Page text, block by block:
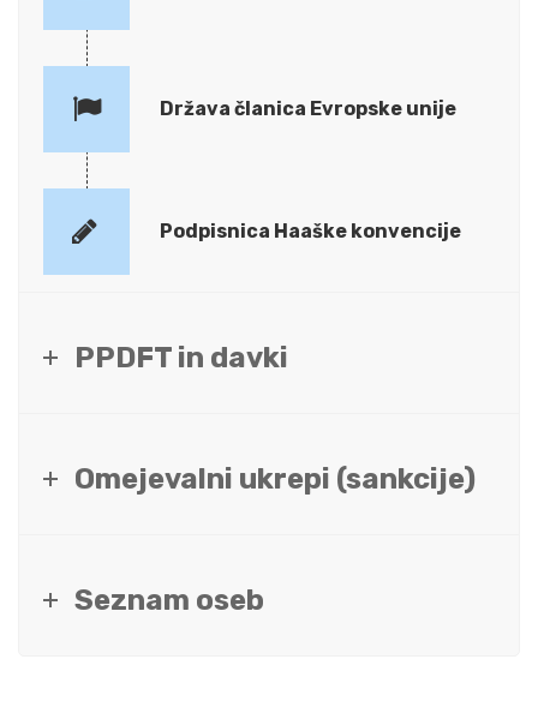
Država članica Evropske unije
Podpisnica Haaške konvencije
PPDFT in davki
Omejevalni ukrepi (sankcije)
Seznam oseb